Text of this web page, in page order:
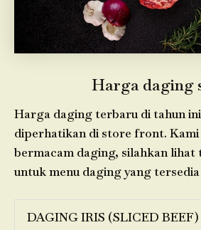
Harga daging
Harga daging terbaru di tahun
diperhatikan di store front. Kami
bermacam daging, silahkan lihat
untuk menu daging yang
DAGING IRIS (SLICED BEEF)